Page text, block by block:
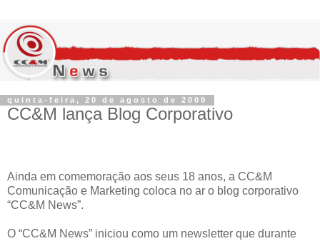
quinta-feira, 20 de agosto de 2009
CC&M lança Blog Corporativo
Ainda em comemoração aos seus 18 anos, a CC&M
Comunicação e Marketing coloca no ar o blog corporativo
“CC&M News”.
O “CC&M News” iniciou como um newsletter que durante